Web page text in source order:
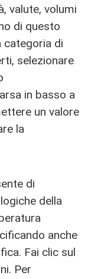
valute, volumi
di questo
categoria di
selezionare
in basso a
un valore
la
di
della
anche
Fai clic sul
Per